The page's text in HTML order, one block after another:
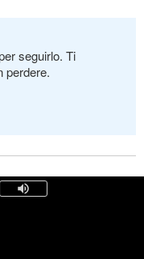
seguirlo. Ti
perdere.